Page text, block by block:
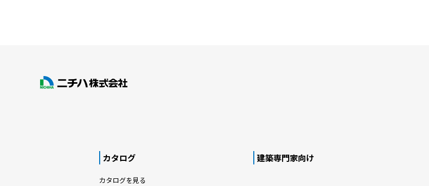
カタログ
カタログを見る
建築専門家向け